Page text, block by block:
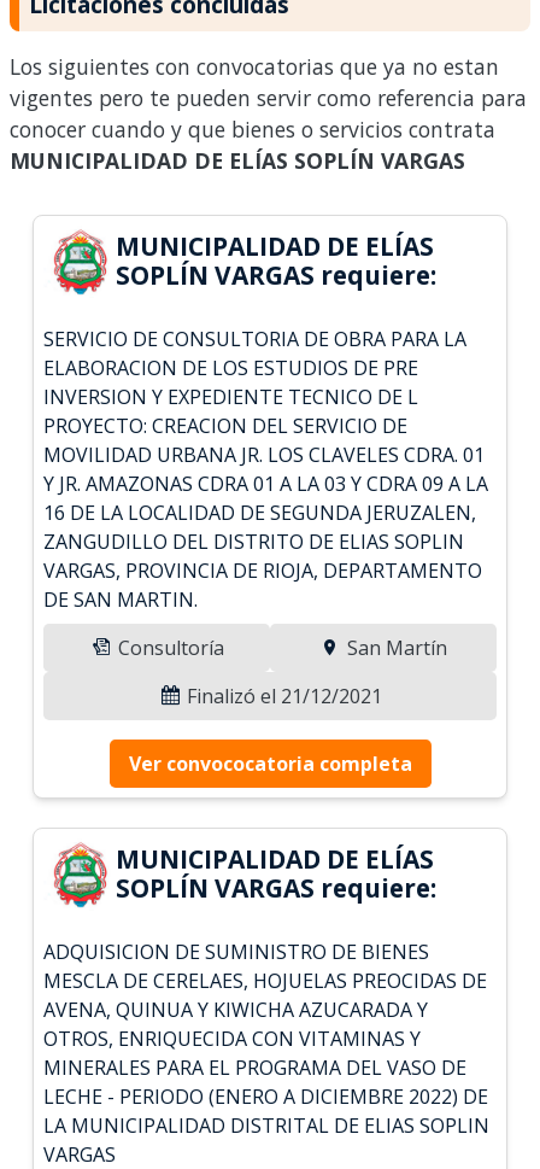
Los siguientes con convocatorias que ya no estan
vigentes pero te pueden servir como referencia para
conocer cuando y que bienes o servicios contrata
MUNICIPALIDAD DE ELÍAS SOPLÍN VARGAS
MUNICIPALIDAD DE ELÍAS
SOPLÍN VARGAS requiere:
SERVICIO DE CONSULTORIA DE OBRA PARA LA
ELABORACION DE LOS ESTUDIOS DE PRE
INVERSION Y EXPEDIENTE TECNICO DE L
PROYECTO: CREACION DEL SERVICIO DE
MOVILIDAD URBANA JR. LOS CLAVELES CDRA. 01
Y JR. AMAZONAS CDRA 01 A LA 03 Y CDRA 09 A LA
16 DE LA LOCALIDAD DE SEGUNDA JERUZALEN,
ZANGUDILLO DEL DISTRITO DE ELIAS SOPLIN
VARGAS, PROVINCIA DE RIOJA, DEPARTAMENTO
DE SAN MARTIN.
Consultoría
San Martín
Finalizó el 21/12/2021
Ver convococatoria completa
MUNICIPALIDAD DE ELÍAS
SOPLÍN VARGAS requiere:
ADQUISICION DE SUMINISTRO DE BIENES
MESCLA DE CERELAES, HOJUELAS PREOCIDAS DE
AVENA, QUINUA Y KIWICHA AZUCARADA Y
OTROS, ENRIQUECIDA CON VITAMINAS Y
MINERALES PARA EL PROGRAMA DEL VASO DE
LECHE - PERIODO (ENERO A DICIEMBRE 2022) DE
LA MUNICIPALIDAD DISTRITAL DE ELIAS SOPLIN
VARGAS